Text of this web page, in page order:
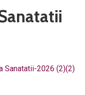
Sanatatii-2026 (2)(2)